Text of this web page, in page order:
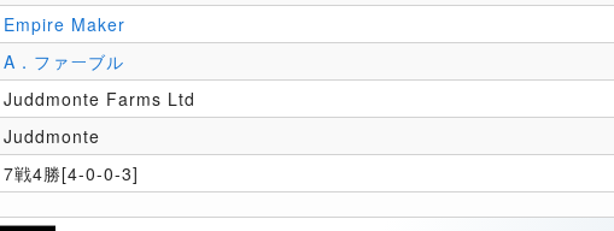
Empire Maker
A．ファーブル
Juddmonte Farms Ltd
Juddmonte
7戦4勝[4-0-0-3]